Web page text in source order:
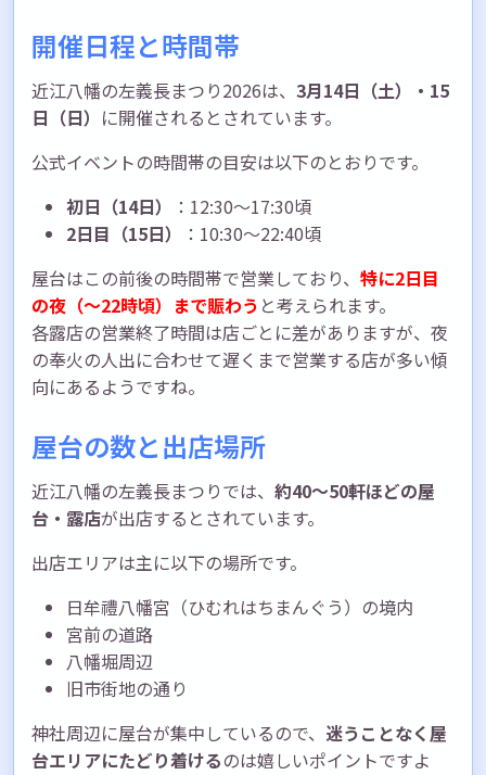
開催日程と時間帯
近江八幡の左義長まつり2026は、 3月14日（土）・15
日（日） に開催されるとされています。
公式イベントの時間帯の目安は以下のとおりです。
初日（14日）
：12:30〜17:30頃
2日目（15日）
：10:30〜22:40頃
屋台はこの前後の時間帯で営業しており、 特に2日目
の夜（〜22時頃）まで賑わう と考えられます。
各露店の営業終了時間は店ごとに差がありますが、夜
の奉火の人出に合わせて遅くまで営業する店が多い傾
向にあるようですね。
屋台の数と出店場所
近江八幡の左義長まつりでは、 約40〜50軒ほどの屋
台・露店が出店するとされています。
出店エリアは主に以下の場所です。
日牟禮八幡宮（ひむれはちまんぐう）の境内
宮前の道路
八幡堀周辺
旧市街地の通り
神社周辺に屋台が集中しているので、 迷うことなく屋
台エリアにたどり着けるのは嬉しいポイントですよ